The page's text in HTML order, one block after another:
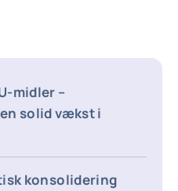
midler –
solid vækst i
konsolidering